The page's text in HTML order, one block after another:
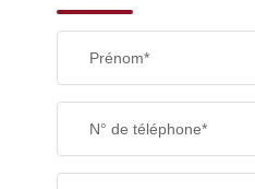
Prénom*
N° de téléphone*